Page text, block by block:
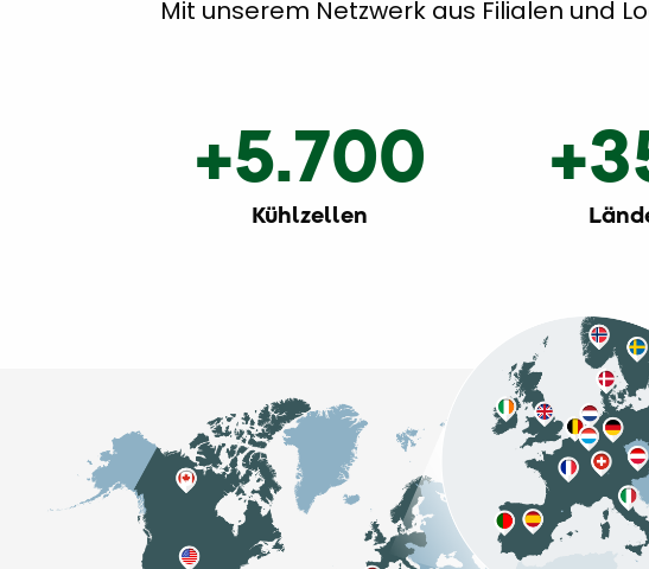
Mit unserem Netzwerk aus Filialen und
+5.700
Kühlzellen